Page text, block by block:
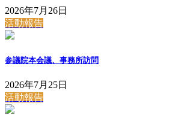
2026年7月26日
活動報告
参議院本会議、事務所訪問
2026年7月25日
活動報告